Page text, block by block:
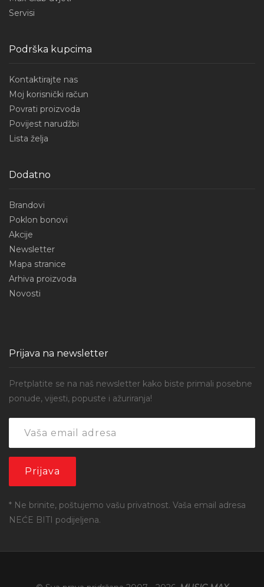
Servisi
Podrška kupcima
Kontaktirajte nas
Moj korisnički račun
Povrati proizvoda
Povijest narudžbi
Lista želja
Dodatno
Brandovi
Poklon bonovi
Akcije
Newsletter
Mapa stranice
Arhiva proizvoda
Novosti
Prijava na newsletter
Pretplatite se na naš newsletter kako biste primali posebne
ponude, vijesti, popuste i ažuriranja!
* Ne brinite, poštujemo vašu privatnost. Vaša email adresa
NEĆE BITI podijeljena.